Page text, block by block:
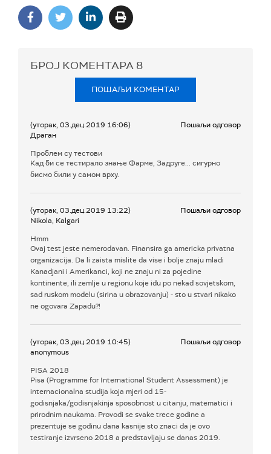
БРОЈ КОМЕНТАРА 8
ПОШАЉИ КОМЕНТАР
(уторак, 03.дец.2019 16:06)
Драган
Пошаљи одговор
Проблем су тестови
Кад би се тестирало знање Фарме, Задруге... сигурно
бисмо били у самом врху.
(уторак, 03.дец.2019 13:22)
Nikola, Kalgari
Пошаљи одговор
Hmm
Ovaj test jeste nemerodavan. Finansira ga americka privatna
organizacija. Da li zaista mislite da vise i bolje znaju mladi
Kanadjani i Amerikanci, koji ne znaju ni za pojedine
kontinente, ili zemlje u regionu koje idu po nekad sovjetskom,
sad ruskom modelu (sirina u obrazovanju) - sto u stvari nikako
ne ogovara Zapadu?!
(уторак, 03.дец.2019 10:45)
anonymous
Пошаљи одговор
PISA 2018
Pisa (Programme for International Student Assessment) je
internacionalna studija koja mjeri od 15-
godisnjaka/godisnjakinja sposobnost u citanju, matematici i
prirodnim naukama. Provodi se svake trece godine a
prezentuje se godinu dana kasnije sto znaci da je ovo
testiranje izvrseno 2018 a predstavljaju se danas 2019.